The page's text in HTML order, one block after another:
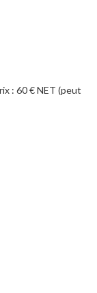
: 60 € NET (peut